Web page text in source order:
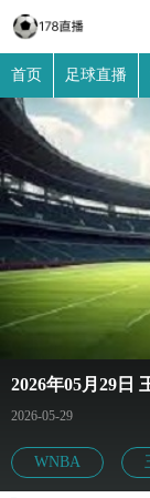
首页 足球直播
2026年05月29日
2026-05-29
WNBA